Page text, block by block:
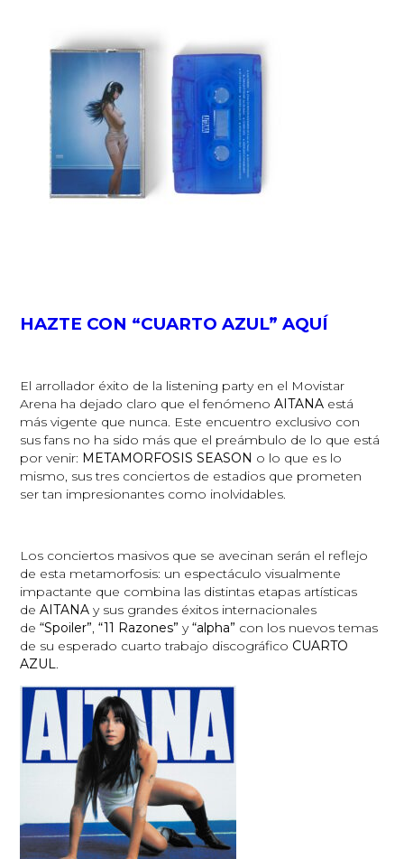
HAZTE CON “CUARTO AZUL” AQUÍ
El arrollador éxito de la listening party en el Movistar
Arena ha dejado claro que el fenómenoAITANA está
más vigente que nunca. Este encuentro exclusivo con
sus fans no ha sido más que el preámbulo de lo que está
por venir: METAMORFOSIS SEASON o lo que es lo
mismo, sus tres conciertos de estadios que prometen
ser tan impresionantes como inolvidables.
Los conciertos masivos que se avecinan serán el reflejo
de esta metamorfosis: un espectáculo visualmente
impactante que combina las distintas etapas artísticas
deAITANA y sus grandes éxitos internacionales
de “Spoiler” ,“11 Razones” y“alpha” con los nuevos temas
de su esperado cuarto trabajo discográfico CUARTO
AZUL